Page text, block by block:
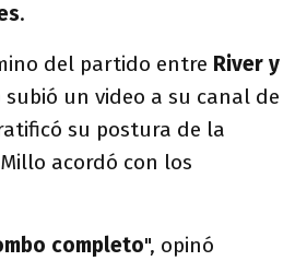
.
del partido entre River y
subió un video a su canal de
su postura de la
acordó con los
completo", opinó